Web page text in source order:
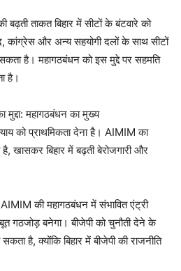
बढ़ती ताकत बिहार में सीटों के बंटवारे को
कांग्रेस और अन्य सहयोगी दलों के साथ सीटों
है। महागठबंधन को इस मुद्दे पर सहमति
है।
मुद्दा: महागठबंधन का मुख्य
को प्राथमिकता देना है। AIMIM का
खासकर बिहार में बढ़ती बेरोजगारी और
की महागठबंधन में संभावित एंट्री
गठजोड़ बनेगा। बीजेपी को चुनौती देने के
है, क्योंकि बिहार में बीजेपी की राजनीति